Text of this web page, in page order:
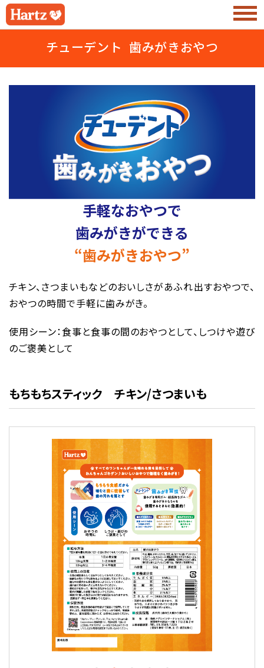
チューデント 歯みがきおやつ
手軽なおやつで
歯みがきができる
“歯みがきおやつ”
チキン、さつまいもなどのおいしさがあふれ出すおやつで、
おやつの時間で手軽に歯みがき。
使用シーン：食事と食事の間のおやつとして、しつけや遊び
のご褒美として
もちもちスティック チキン/さつまいも